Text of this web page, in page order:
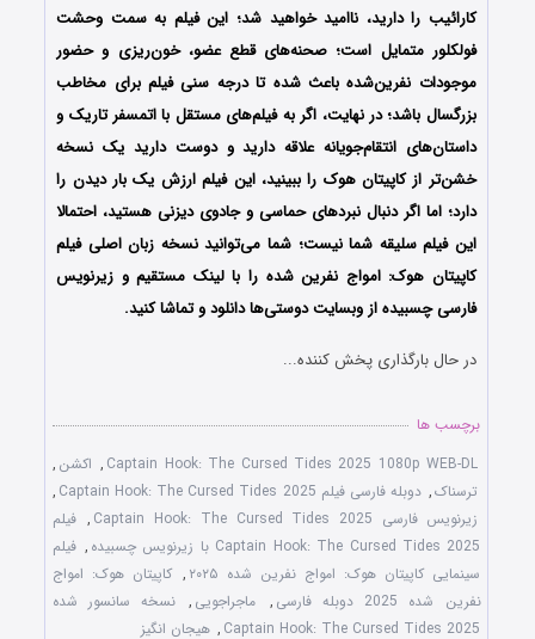
کارائیب را دارید، ناامید خواهید شد؛ این فیلم به سمت وحشت
فولکلور متمایل است؛ صحنه‌های قطع عضو، خون‌ریزی و حضور
موجودات نفرین‌شده باعث شده تا درجه سنی فیلم برای مخاطب
بزرگسال باشد؛ در نهایت، اگر به فیلم‌های مستقل با اتمسفر تاریک و
داستان‌های انتقام‌جویانه علاقه دارید و دوست دارید یک نسخه
خشن‌تر از کاپیتان هوک را ببینید، این فیلم ارزش یک بار دیدن را
دارد؛ اما اگر دنبال نبردهای حماسی و جادوی دیزنی هستید، احتمالا
این فیلم سلیقه شما نیست؛ شما می‌توانید نسخه زبان اصلی فیلم
کاپیتان هوک: امواج نفرین شده را با ‌لینک مستقیم و زیرنویس
فارسی چسبیده از وبسایت دوستی‌ها دانلود و تماشا کنید.
در حال بارگذاری پخش کننده...
برچسب ها
Captain Hook: The Cursed Tides 2025 1080p WEB-DL
, اکشن ,
ترسناک, دوبله فارسی فیلم Captain Hook: The Cursed Tides 2025
,
زیرنویس فارسی Captain Hook: The Cursed Tides 2025
, فیلم
Captain Hook: The Cursed Tides 2025 با زیرنویس چسبیده
, فیلم
سینمایی کاپیتان هوک: امواج نفرین شده ۲۰۲۵
, کاپیتان هوک: امواج
نفرین شده 2025 دوبله فارسی
, ماجراجویی , نسخه سانسور شده
Captain Hook: The Cursed Tides 2025
, هیجان انگیز